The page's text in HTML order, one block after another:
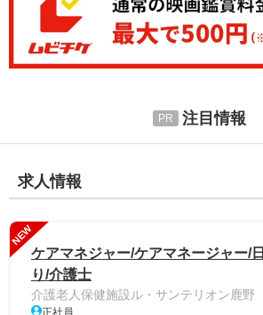
注目情報
求人情報
NEW
ケアマネジャー/ケアマネージャー/
り/介護士
介護老人保健施設ル・サンテリオン鹿野
正社員